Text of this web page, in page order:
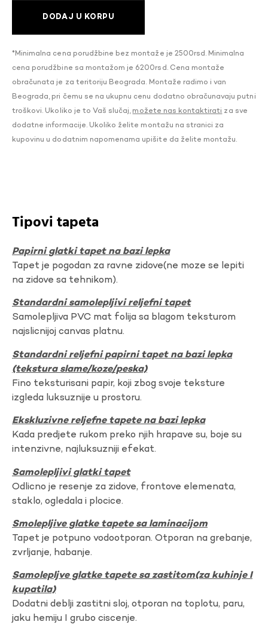
DODAJ U KORPU
*Minimalna cena porudžbine bez montaže je 2500rsd. Minimalna
cena porudžbine sa montažom je 6200rsd. Cena montaže
obračunata je za teritoriju Beograda. Montaže radimo i van
Beograda, pri čemu se na ukupnu cenu dodatno obračunavaju putni
troškovi. Ukoliko je to Vaš slučaj, možete nas kontaktirati za sve
dodatne informacije. Ukoliko želite montažu na stranici za
kupovinu u dodatnim napomenama upišite da želite montažu.
Tipovi tapeta
Papirni glatki tapet na bazi lepka
Tapet je pogodan za ravne zidove(ne moze se lepiti
na zidove sa tehnikom).
Standardni samolepljivi reljefni tapet
Samolepljiva PVC mat folija sa blagom teksturom
najslicnijoj canvas platnu.
Standardni reljefni papirni tapet na bazi lepka
(tekstura slame/koze/peska)
Fino teksturisani papir, koji zbog svoje teksture
izgleda luksuznije u prostoru.
Ekskluzivne reljefne tapete na bazi lepka
Kada predjete rukom preko njih hrapave su, boje su
intenzivne, najluksuzniji efekat.
Samolepljivi glatki tapet
Odlicno je resenje za zidove, frontove elemenata,
staklo, ogledala i plocice.
Smolepljive glatke tapete sa laminacijom
Tapet je potpuno vodootporan. Otporan na grebanje,
zvrljanje, habanje.
Samolepljve glatke tapete sa zastitom(za kuhinje I
kupatila)
Dodatni deblji zastitni sloj, otporan na toplotu, paru,
jaku hemiju I grubo ciscenje.